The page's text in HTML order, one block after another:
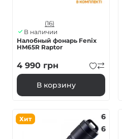
(16)
В наличии
Налобный фонарь Fenix
HM65R Raptor
4 990 грн
В корзину
Хит
6
6